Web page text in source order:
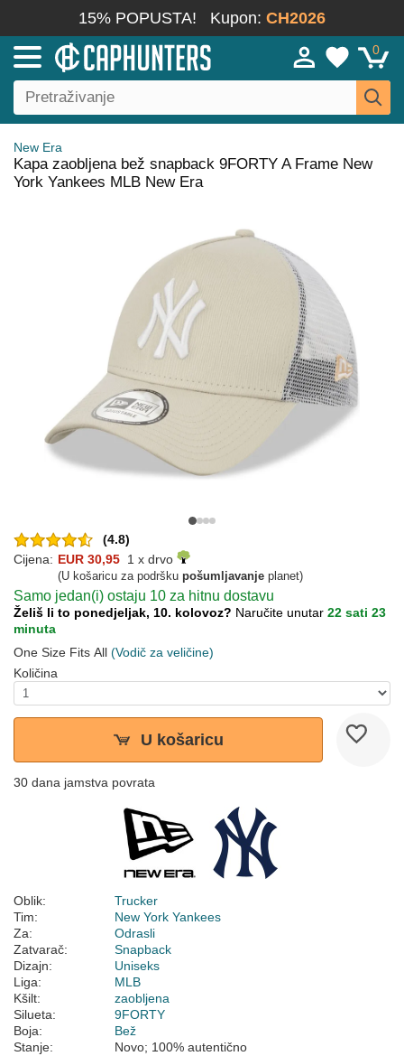
15% POPUSTA! Kupon: CH2026
0
New Era
Kapa zaobljena bež snapback 9FORTY A Frame New
York Yankees MLB New Era
(4.8)
Cijena: EUR 30,95 1 x drvo
(U košaricu za podršku pošumljavanje planet)
Samo jedan(i) ostaju 10 za hitnu dostavu
Želiš li to ponedjeljak, 10. kolovoz? Naručite unutar 22 sati 23
minuta
One Size Fits All (Vodič za veličine)
Količina
U košaricu
30 dana jamstva povrata
Oblik:
Trucker
Tim:
New York Yankees
Za:
Odrasli
Zatvarač:
Snapback
Dizajn:
Uniseks
Liga:
MLB
Kšilt:
zaobljena
Silueta:
9FORTY
Boja:
Bež
Stanje:
Novo; 100% autentično